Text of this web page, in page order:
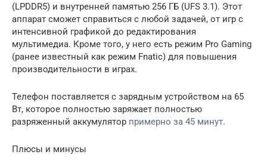
(LPDDR5) и внутренней памятью 256 ГБ (UFS 3.1). Этот
аппарат сможет справиться с любой задачей, от игр с
интенсивной графикой до редактирования
мультимедиа. Кроме того, у него есть режим Pro Gaming
(ранее известный как режим Fnatic) для повышения
производительности в играх.
Телефон поставляется с зарядным устройством на 65
Вт, которое полностью заряжает полностью
разряженный аккумулятор примерно за 45 минут.
Плюсы и минусы